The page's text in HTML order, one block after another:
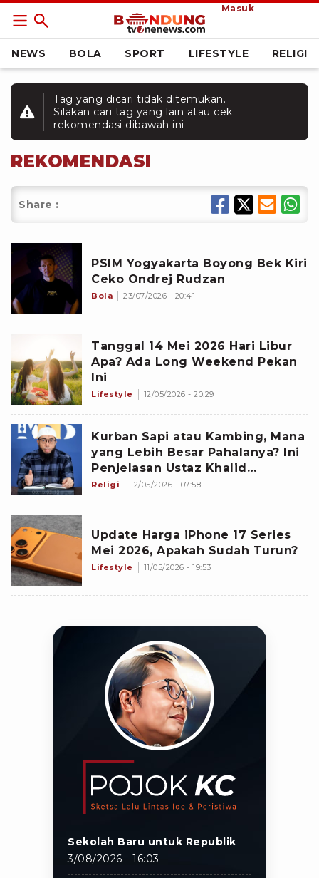
Masuk
NEWS BOLA SPORT LIFESTYLE RELIGI
Tag yang dicari tidak ditemukan.
Silakan cari tag yang lain atau cek
rekomendasi dibawah ini
REKOMENDASI
Share :
PSIM Yogyakarta Boyong Bek Kiri
Ceko Ondrej Rudzan
Bola 23/07/2026 - 20:41
Tanggal 14 Mei 2026 Hari Libur
Apa? Ada Long Weekend Pekan
Ini
Lifestyle 12/05/2026 - 20:29
Kurban Sapi atau Kambing, Mana
yang Lebih Besar Pahalanya? Ini
Penjelasan Ustaz Khalid
Basalamah
Religi 12/05/2026 - 07:58
Update Harga iPhone 17 Series
Mei 2026, Apakah Sudah Turun?
Lifestyle 11/05/2026 - 19:53
Sekolah Baru untuk Republik
3/08/2026 - 16:03